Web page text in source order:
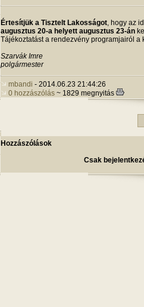
Értesítjük a Tisztelt Lakosságot, hogy az
augusztus 20-a helyett augusztus 23-án
Tájékoztatást a rendezvény programjairól
Szarvák Imre
polgármester
mbandi - 2014.06.23 21:44:26
0 hozzászólás ~ 1829 megnyitás
Hozzászólások
Csak